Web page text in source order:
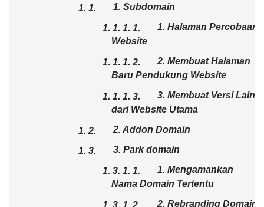
1. 1. 1. Subdomain
1. 1. 1. 1.
1. Halaman Percobaan
Website
1. 1. 1. 2.
2. Membuat Halaman
Baru Pendukung Website
1. 1. 1. 3.
3. Membuat Versi Lain
dari Website Utama
1. 2. 2. Addon Domain
1. 3. 3. Park domain
1. 3. 1. 1.
1. Mengamankan
Nama Domain Tertentu
1. 3. 1. 2. 2. Rebranding Domain